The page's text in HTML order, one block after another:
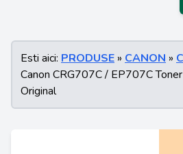
Esti aici: PRODUSE » CANON »
Canon CRG707C / EP707C
Original